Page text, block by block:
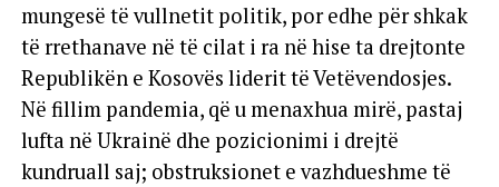
mungesë të vullnetit politik, por edhe për shkak
të rrethanave në të cilat i ra në hise ta drejtonte
Republikën e Kosovës liderit të Vetëvendosjes.
Në fillim pandemia, që u menaxhua mirë, pastaj
lufta në Ukrainë dhe pozicionimi i drejtë
kundruall saj; obstruksionet e vazhdueshme të